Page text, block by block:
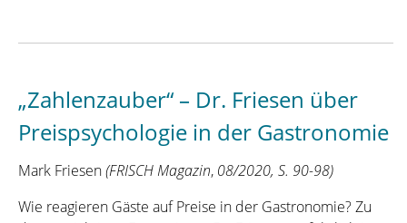
von
–
Empirische
Evidenz
aus
„Zahlenzauber“ – Dr. Friesen über
Preispsychologie in der Gastronomie
Mark Friesen(FRISCH Magazin, 08/2020, S. 90-98)
Wie reagieren Gäste auf Preise in der Gastronomie? Zu